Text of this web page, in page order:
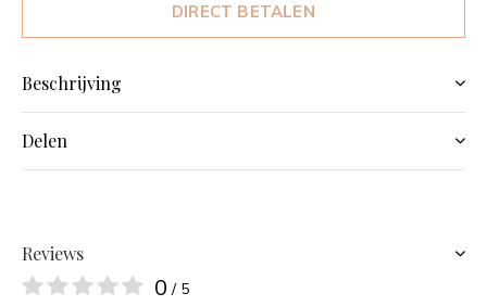
DIRECT BETALEN
Beschrijving
Delen
Reviews
0 / 5